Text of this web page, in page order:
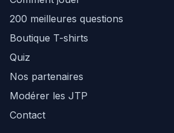
200 meilleures questions
Boutique T-shirts
Quiz
Nos partenaires
Modérer les JTP
Contact